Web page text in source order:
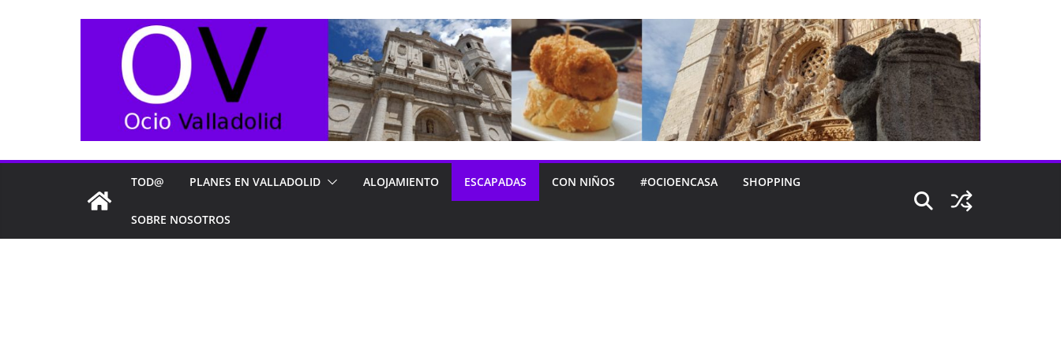
TOD@ PLANES EN VALLADOLID ALOJAMIENTO ESCAPADAS CON NIÑOS #OCIOENCASA SHOPPING
SOBRE NOSOTROS